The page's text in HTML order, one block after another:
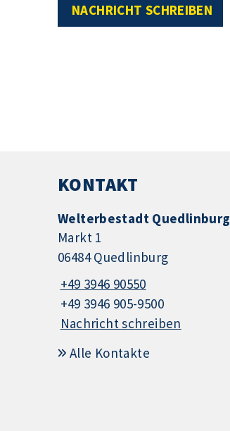
NACHRICHT SCHREIBEN
KONTAKT
Welterbestadt Quedlinburg
Markt 1
06484 Quedlinburg
+49 3946 90550
+49 3946 905-9500
Nachricht schreiben
Alle Kontakte